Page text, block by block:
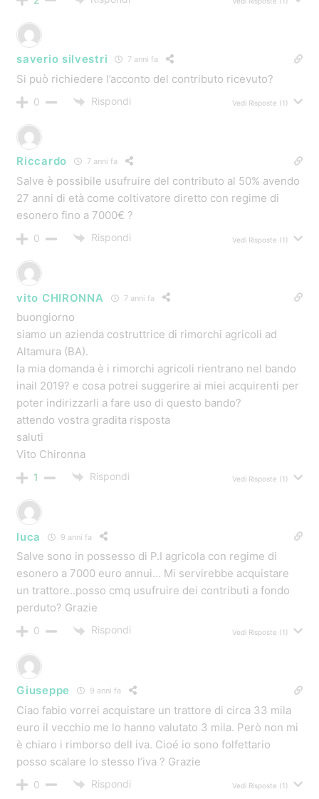
Autore del Post
Fabio Centurioni 11 anni fa
SI, Possono accedere anche le aziende agricole nuove,
Il terreno può essere anche in affitto.
Compila il modulo prima della scadenza e poi chiamaci,
https://www.contributiregione.it/inail/index_3_2015.html
0 Rispondi
Fabio Centurioni
Non credo proprio che il pullman sia finanziabile dal
Sono ammessi invece trattori, gru, camion con scala o
cestello=piattaforma aerea.
Mi dispiace!
Rispondi
Fabio Centurioni
Prova da questo link qui, funziona sempre bene:
https://www.contributiregione.it/inail/index_3_2015_agr.
html
ciao. Fabio
Massimo 11 anni fa
cortesemente ti chiedo:
1) sono res. a roma, ma ho ditta individuale inscritta a PG
per coltiv. mista di cereali, legumi semi oleosi e poiché
ho i terreni in Umbria vorrei sapere
per acquistare un nuovo trattore qual’è la regione di
riferimento?
Inoltre avendo pochi giorni fa istallato l’arco di
protezione su un vecchio cingolato FIAT, posso fruire